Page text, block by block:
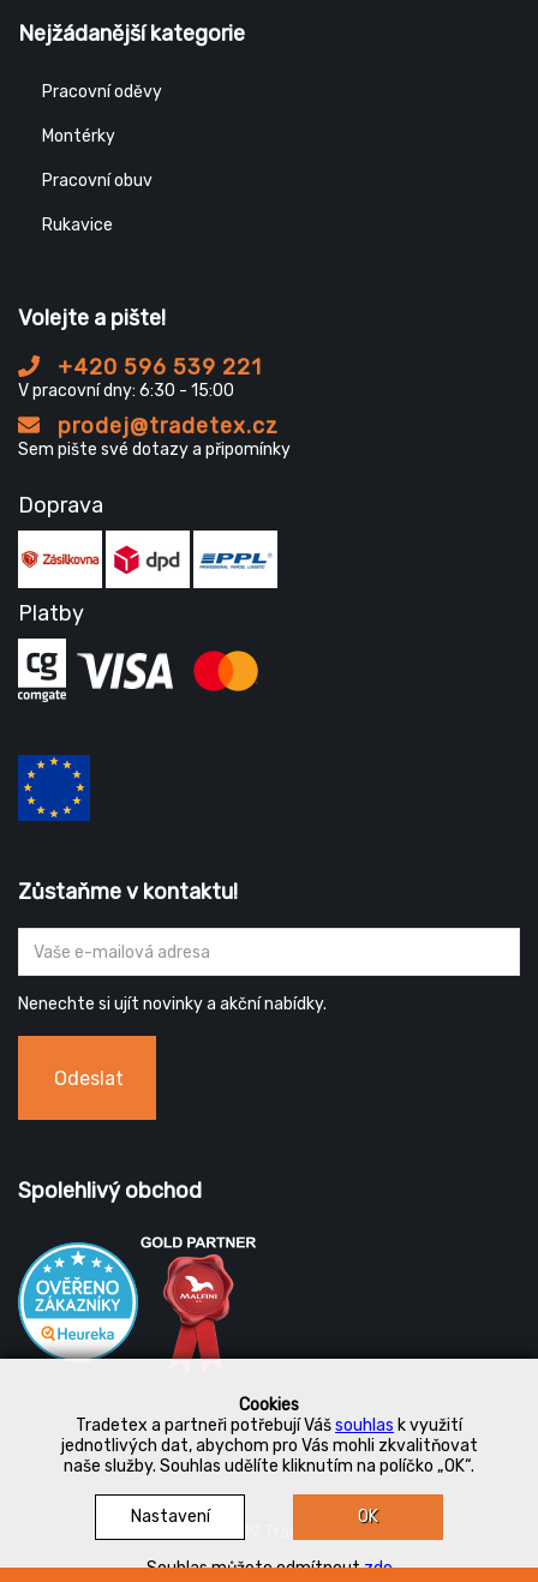
Cookies
Tradetex a partneři potřebují Vášsouhlas k využití
jednotlivých dat, abychom pro Vás mohli zkvalitňovat
naše služby. Souhlas udělíte kliknutím na políčko „OK“.
Nastavení OK
Souhlas můžete odmítnoutzde
Nejžádanější kategorie
Pracovní oděvy
Montérky
Pracovní obuv
Rukavice
Volejte a pište!
+420 596 539 221
V pracovní dny: 6:30 - 15:00
prodej@tradetex.cz
Sem pište své dotazy a připomínky
Doprava
Platby
Zůstaňme v kontaktu!
Nenechte si ujít novinky a akční nabídky.
Odeslat
Spolehlivý obchod